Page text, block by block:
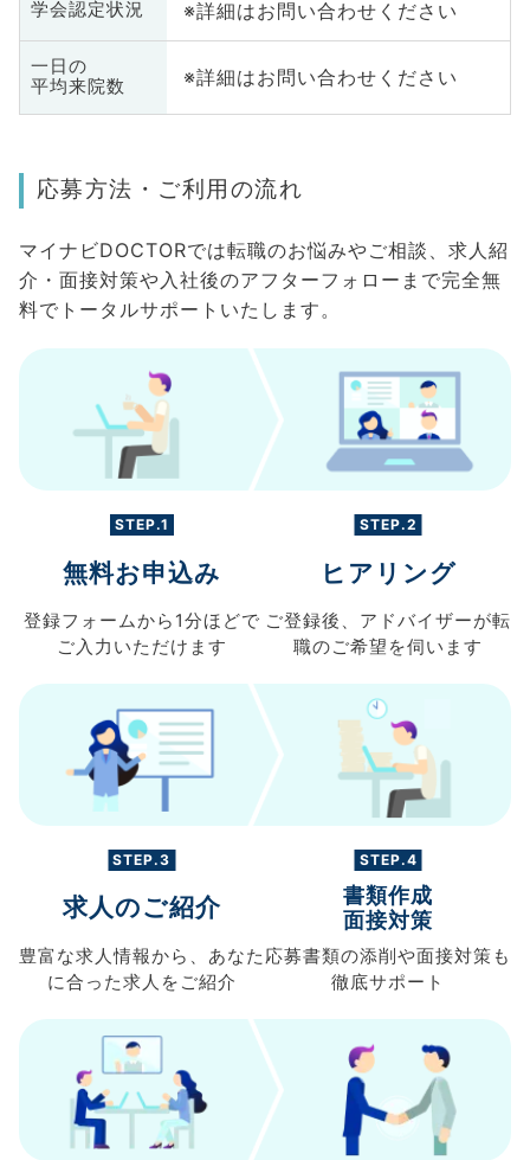
学会認定状況 ※詳細はお問い合わせください
一日の
平均来院数
※詳細はお問い合わせください
応募方法・ご利用の流れ
マイナビDOCTORでは転職のお悩みやご相談、求人紹
介・面接対策や入社後のアフターフォローまで完全無
料でトータルサポートいたします。
STEP.1
無料お申込み
登録フォームから 1分ほどで
ご入力 いただけます
STEP.2
ヒアリング
ご登録後、 アドバイザーが転
職のご希望を伺います
STEP.3
求人のご紹介
豊富な求人情報から、 あなた
に合った求人を ご紹介
STEP.4
書類作成
面接対策
応募書類の添削や面接対策も
徹底サポート